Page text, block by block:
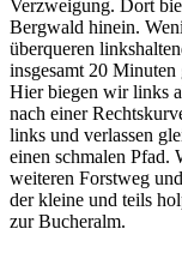
Verzweigung. Dort
Bergwald hinein.
überqueren
insgesamt 20
Hier biegen wir links
nach einer
links und verlassen
einen schmalen Pfad.
weiteren Forstweg
der kleine und teils
zur Bucheralm.